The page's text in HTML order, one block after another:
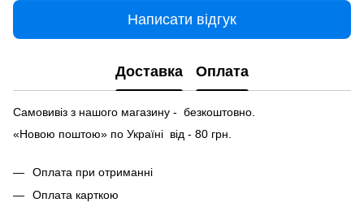
Написати відгук
Доставка Оплата
Самовивіз з нашого магазину - безкоштовно.
«Новою поштою» по Україні від - 80 грн.
Оплата при отриманні
Оплата карткою